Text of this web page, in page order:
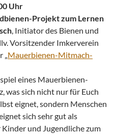
Uhr
Projekt zum Lernen
, Initiator des Bienen und
Vorsitzender Imkerverein
Mauerbienen-Mitmach-
eines Mauerbienen-
was sich nicht nur für Euch
eignet, sondern Menschen
sich sehr gut als
und Jugendliche zum